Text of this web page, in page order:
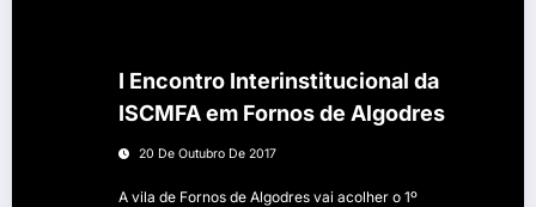
I Encontro Interinstitucional da
ISCMFA em Fornos de Algodres
20 De Outubro De 2017
A vila de Fornos de Algodres vai acolher o 1º